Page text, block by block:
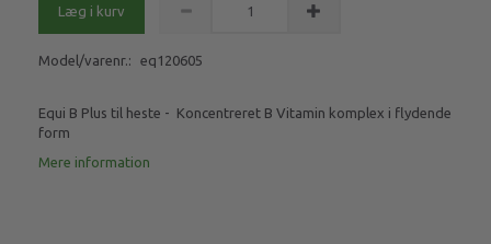
Læg i kurv
Model/varenr.: eq120605
Equi B Plus til heste - Koncentreret B Vitamin komplex i flydende
form
Mere information